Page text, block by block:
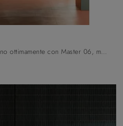
Arreda il tuo bagno moderno ottimamente con Master 06, mobili bagno sospesi e complementi in laccato opaco di Arbi.